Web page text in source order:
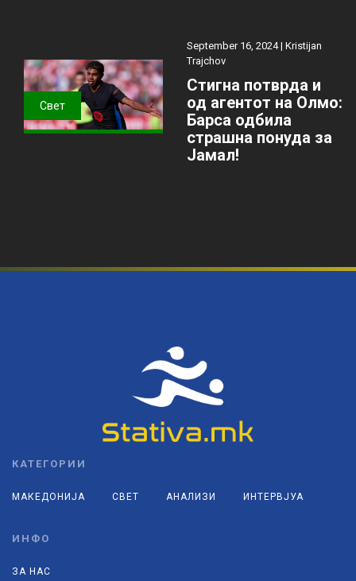
Свет
September 16, 2024 | Kristijan
Trajchov
Стигна потврда и
од агентот на Олмо:
Барса одбила
страшна понуда за
Јамал!
КАТЕГОРИИ
МАКЕДОНИЈА СВЕТ АНАЛИЗИ ИНТЕРВЈУА
ИНФО
ЗА НАС